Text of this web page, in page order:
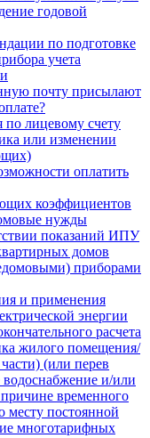
годовой
по подготовке
учета
почту присылают
по лицевому счету
или изменении
оплатить
коэффициентов
нужды
показаний ИПУ
домов
приборами
и применения
энергии
расчета
жилого помещения/
(или перев
водоснабжение и/или
временного
месту постоянной
многотарифных